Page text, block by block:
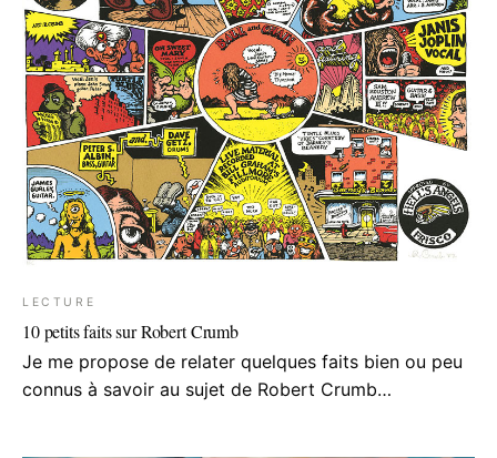
LECTURE
10 petits faits sur Robert Crumb
Je me propose de relater quelques faits bien ou peu
connus à savoir au sujet de Robert Crumb…